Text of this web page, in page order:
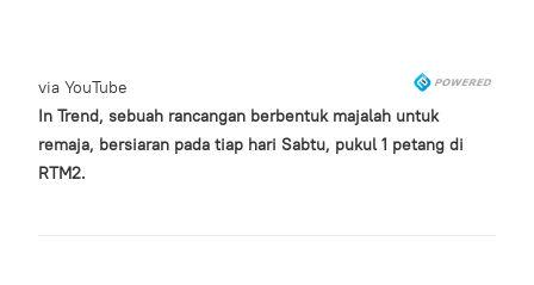
via YouTube
In Trend, sebuah rancangan berbentuk majalah untuk
remaja, bersiaran pada tiap hari Sabtu, pukul 1 petang di
RTM2.